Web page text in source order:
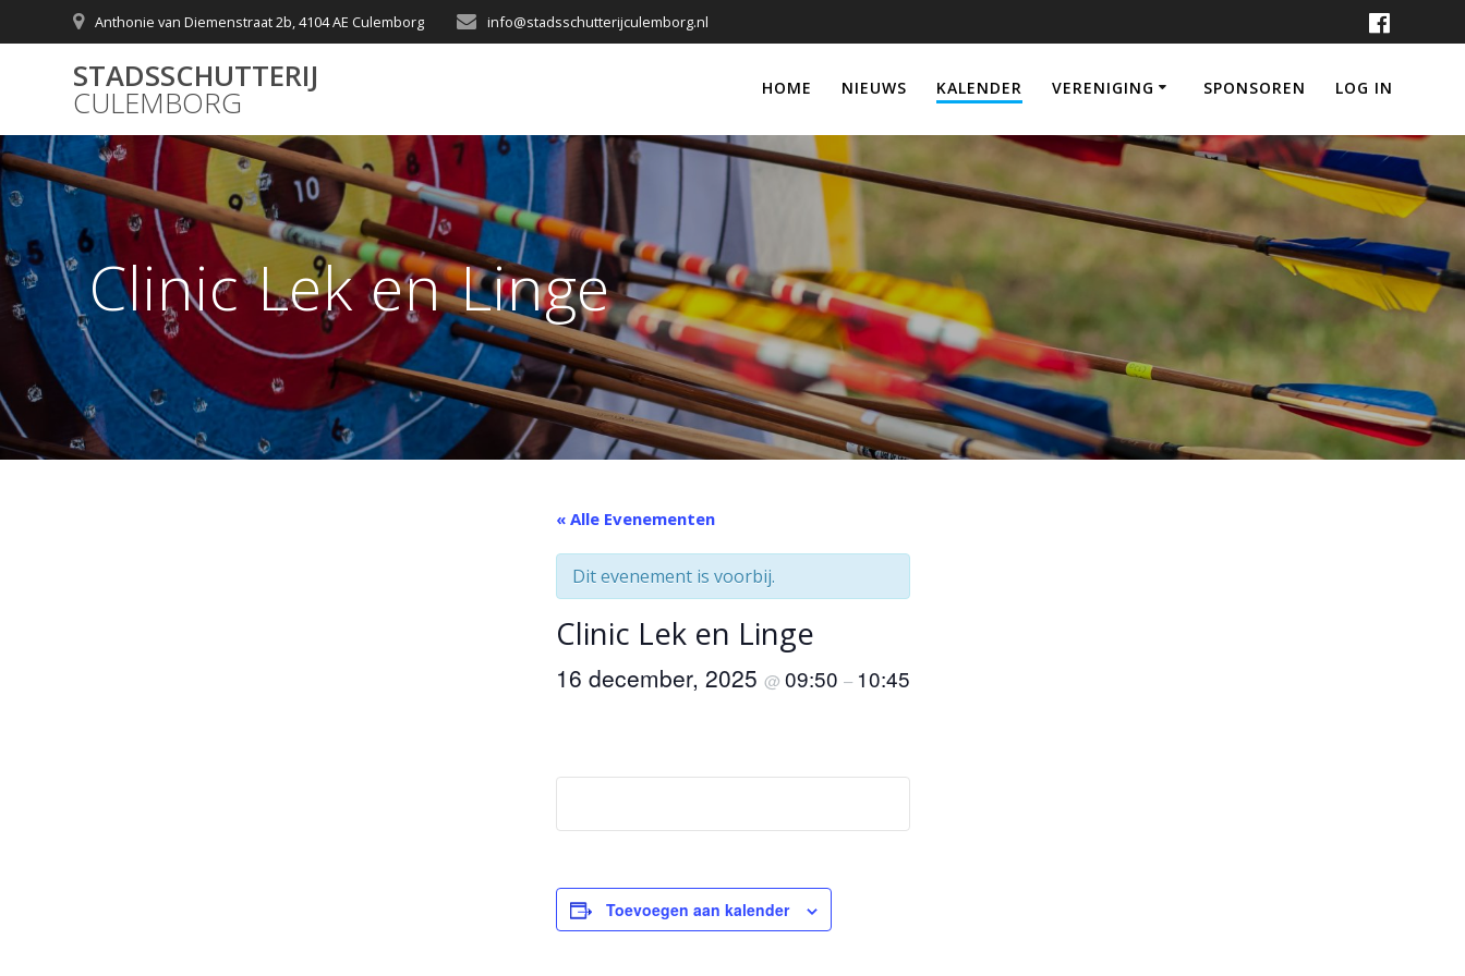
to
Anthonie van Diemenstraat 2b, 4104 AE Culemborg info@stadsschutterijculemborg.nl
STADSSCHUTTERIJ
CULEMBORG HOME NIEUWS KALENDER VERENIGING SPONSOREN LOG IN
Clinic Lek en Linge
« Alle Evenementen
Dit evenement is voorbij.
Clinic Lek en Linge
16 december, 2025 @ 09:50 – 10:45
Toevoegen aan kalender